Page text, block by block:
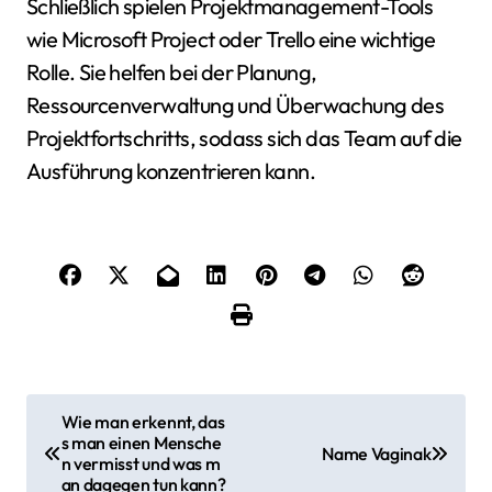
Schließlich spielen Projektmanagement-Tools
wie Microsoft Project oder Trello eine wichtige
Rolle. Sie helfen bei der Planung,
Ressourcenverwaltung und Überwachung des
Projektfortschritts, sodass sich das Team auf die
Ausführung konzentrieren kann.
Wie man erkennt, das
s man einen Mensche
n vermisst und was m
an dagegen tun kann?
Name Vaginak